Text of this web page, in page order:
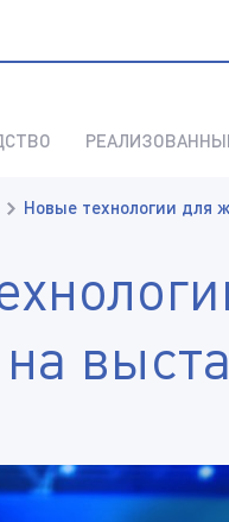
Новые технологии для